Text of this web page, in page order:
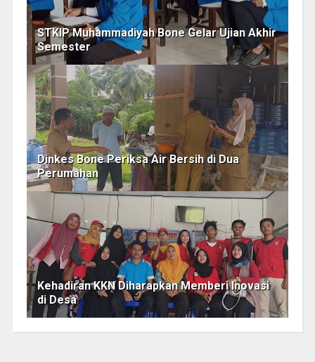
STKIP Muhammadiyah Bone Gelar Ujian Akhir
Semester
Dinkes Bone Periksa Air Bersih di Dua
Perumahan
Kehadiran KKN Diharapkan Memberi Inovasi
di Desa